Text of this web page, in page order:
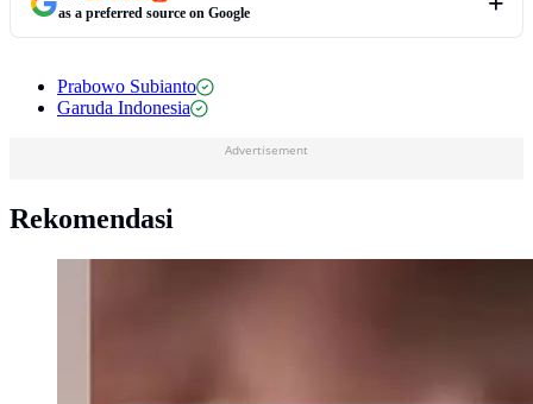
as a preferred source on Google
Prabowo Subianto
Garuda Indonesia
Advertisement
Rekomendasi